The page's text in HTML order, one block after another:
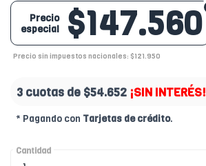
$147.560
Precio
especial
Precio sin impuestos nacionales: $121.950
3 cuotas de $54.652 ¡SIN INTERÉS!
* Pagando con Tarjetas de crédito.
Cantidad